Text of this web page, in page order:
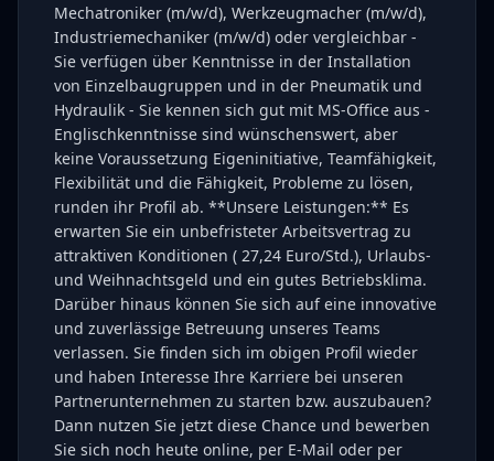
Mechatroniker (m/w/d), Werkzeugmacher (m/w/d),
Industriemechaniker (m/w/d) oder vergleichbar -
Sie verfügen über Kenntnisse in der Installation
von Einzelbaugruppen und in der Pneumatik und
Hydraulik - Sie kennen sich gut mit MS-Office aus -
Englischkenntnisse sind wünschenswert, aber
keine Voraussetzung Eigeninitiative, Teamfähigkeit,
Flexibilität und die Fähigkeit, Probleme zu lösen,
runden ihr Profil ab. **Unsere Leistungen:** Es
erwarten Sie ein unbefristeter Arbeitsvertrag zu
attraktiven Konditionen ( 27,24 Euro/Std.), Urlaubs-
und Weihnachtsgeld und ein gutes Betriebsklima.
Darüber hinaus können Sie sich auf eine innovative
und zuverlässige Betreuung unseres Teams
verlassen. Sie finden sich im obigen Profil wieder
und haben Interesse Ihre Karriere bei unseren
Partnerunternehmen zu starten bzw. auszubauen?
Dann nutzen Sie jetzt diese Chance und bewerben
Sie sich noch heute online, per E-Mail oder per